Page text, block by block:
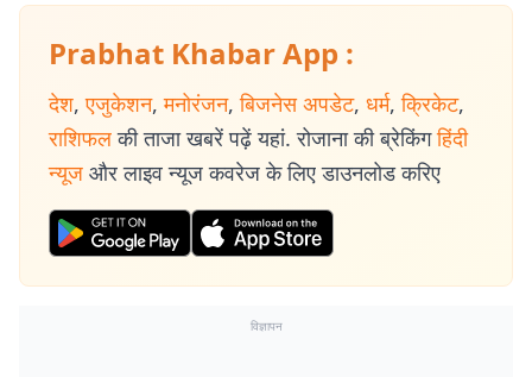
Prabhat Khabar App :
देश, एजुकेशन, मनोरंजन, बिजनेस अपडेट, धर्म, क्रिकेट,
राशिफल की ताजा खबरें पढ़ें यहां. रोजाना की ब्रेकिंग हिंदी
न्यूज और लाइव न्यूज कवरेज के लिए डाउनलोड करिए
विज्ञापन